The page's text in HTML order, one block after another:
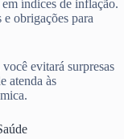
índices de inflação.
e obrigações para
evitará surpresas
atenda às